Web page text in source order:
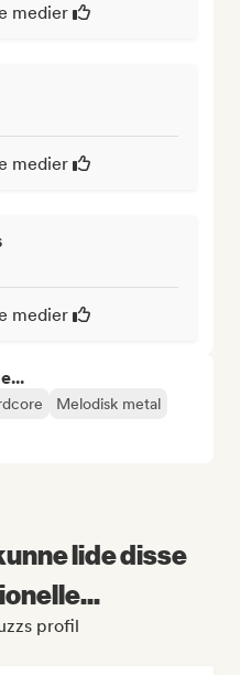
medier
medier
medier
Melodisk metal
lide disse
profil